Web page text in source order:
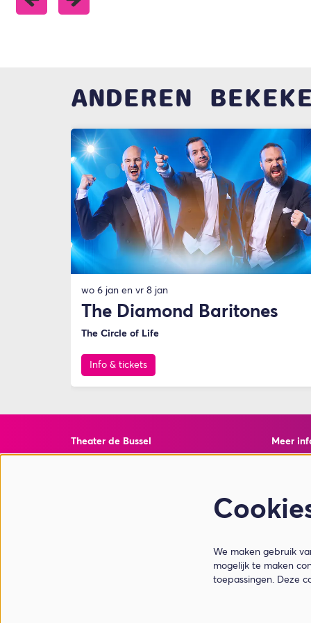
ANDEREN
The Diamond Baritones
The Circle of Life
wo 6 jan en vr 8 jan
Info & tickets
Theater de Bussel
Openingstijden balie - juli & augustus
Meer
ANBI
Weet
We maken gebruik
mogelijk te maken
toepassingen. Deze